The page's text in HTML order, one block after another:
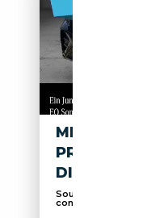
PREMIUM
DISTRO
Soundsystem, Toit
conducteur, ...